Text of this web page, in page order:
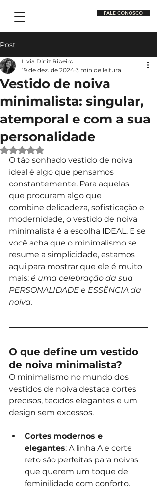
FALE CONOSCO
Post
Vestido de noiva
minimalista: singular,
atemporal e com a sua
personalidade
Livia Diniz Ribeiro
19 de dez. de 2024 3 min de leitura
Avaliado com NaN de 5 estrelas.
O tão sonhado vestido de noiva
ideal é algo que pensamos
constantemente. Para aquelas
que procuram algo que
combine delicadeza, sofisticação e
modernidade, o vestido de noiva
minimalista é a escolha IDEAL. E se
você acha que o minimalismo se
resume a simplicidade, estamos
aqui para mostrar que ele é muito
mais: é uma celebração da sua
PERSONALIDADE e ESSÊNCIA da
noiva.
O que define um vestido
de noiva minimalista?
O minimalismo no mundo dos
vestidos de noiva destaca cortes
precisos, tecidos elegantes e um
design sem excessos.
Cortes modernos e
elegantes: A linha A e corte
reto são perfeitas para noivas
que querem um toque de
feminilidade com conforto.